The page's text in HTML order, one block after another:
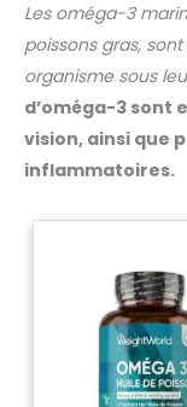
Les oméga-3
poissons gras,
organisme sous
d’oméga-3 sont
vision, ainsi que
inflammatoires.